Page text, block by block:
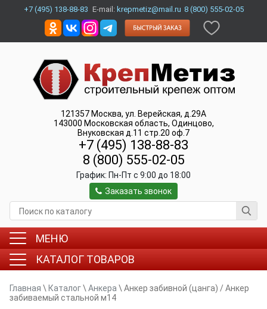
+7 (495) 138-88-83 E-mail: krepmetiz@mail.ru 8 (800) 555-02-05
121357 Москва, ул. Верейская, д.29А
143000 Московская область, Одинцово,
Внуковская д.11 стр.20 оф.7
+7 (495) 138-88-83
8 (800) 555-02-05
График: Пн-Пт c 9:00 до 18:00
Заказать звонок
МЕНЮ
КАТАЛОГ ТОВАРОВ
Главная \ Каталог\ Анкера \ Анкер забивной (цанга) / Анкер
забиваемый стальной м14